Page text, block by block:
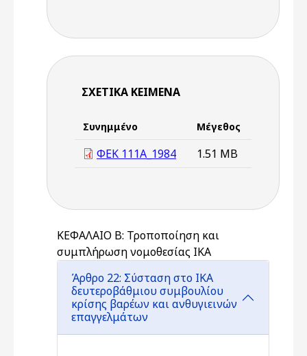
ΣΧΕΤΙΚΆ ΚΕΊΜΕΝΑ
Συνημμένο Μέγεθος
ΦΕΚ 111Α_1984 1.51 MB
ΚΕΦΑΛΑΙΟ Β: Τροποποίηση και
συμπλήρωση νομοθεσίας ΙΚΑ
Άρθρο 22: Σύσταση στο ΙΚΑ
δευτεροβάθμιου συμβουλίου
κρίσης βαρέων και ανθυγιεινών
επαγγελμάτων